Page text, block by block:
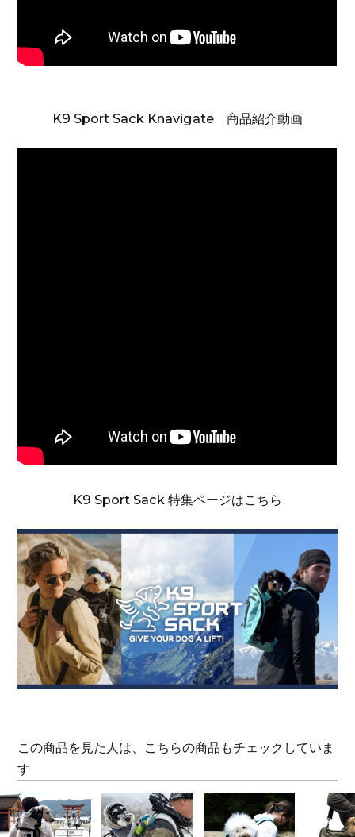
K9 Sport Sack Knavigate 商品紹介動画
K9 Sport Sack 特集ページはこちら
この商品を見た人は、こちらの商品もチェックしていま
す